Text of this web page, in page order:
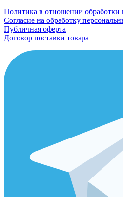
Политика в отношении обработки
Согласие на обработку
Публичная оферта
Договор поставки товара